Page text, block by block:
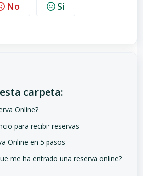
No Sí
carpeta:
Online?
para recibir reservas
Online en 5 pasos
me ha entrado una reserva online?